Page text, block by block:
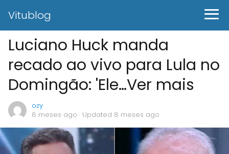
Vitublog
Luciano Huck manda
recado ao vivo para Lula no
Domingão: 'Ele…Ver mais
ozy
8 meses ago · Updated 8 meses ago